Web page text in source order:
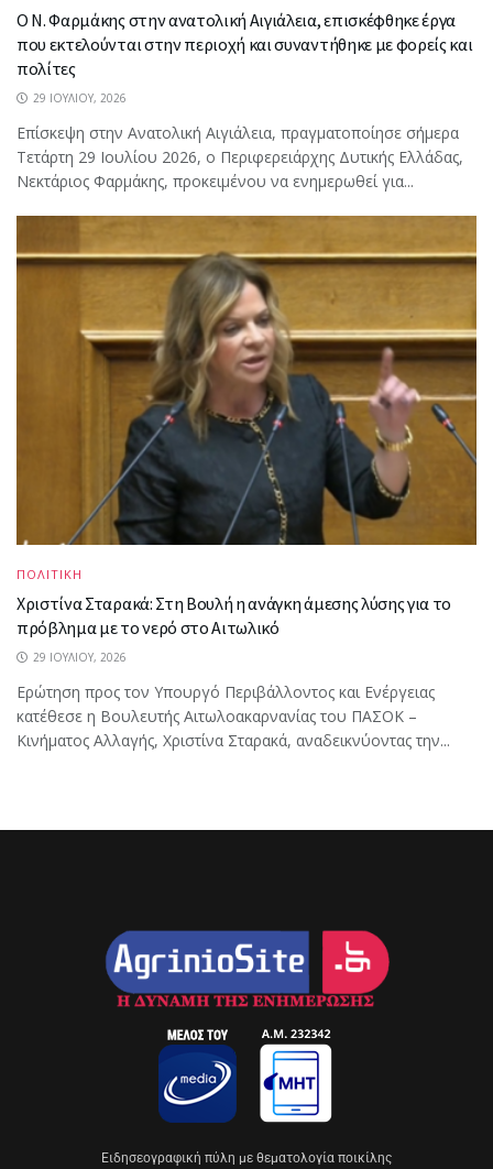
Ο Ν. Φαρμάκης στην ανατολική Αιγιάλεια, επισκέφθηκε έργα
που εκτελούνται στην περιοχή και συναντήθηκε με φορείς και
πολίτες
29 ΙΟΥΛΊΟΥ, 2026
Επίσκεψη στην Ανατολική Αιγιάλεια, πραγματοποίησε σήμερα
Τετάρτη 29 Ιουλίου 2026, ο Περιφερειάρχης Δυτικής Ελλάδας,
Νεκτάριος Φαρμάκης, προκειμένου να ενημερωθεί για...
ΠΟΛΙΤΙΚΗ
Χριστίνα Σταρακά: Στη Βουλή η ανάγκη άμεσης λύσης για το
πρόβλημα με το νερό στο Αιτωλικό
29 ΙΟΥΛΊΟΥ, 2026
Ερώτηση προς τον Υπουργό Περιβάλλοντος και Ενέργειας
κατέθεσε η Βουλευτής Αιτωλοακαρνανίας του ΠΑΣΟΚ –
Κινήματος Αλλαγής, Χριστίνα Σταρακά, αναδεικνύοντας την...
Eιδησεογραφική πύλη με θεματολογία ποικίλης